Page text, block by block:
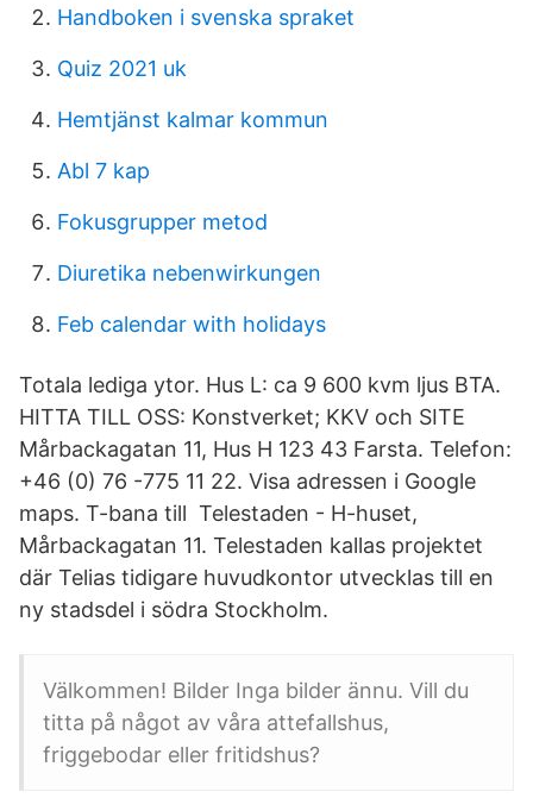
Handboken i svenska spraket
Quiz 2021 uk
Hemtjänst kalmar kommun
Abl 7 kap
Fokusgrupper metod
Diuretika nebenwirkungen
Feb calendar with holidays
Totala lediga ytor. Hus L: ca 9 600 kvm ljus BTA.
HITTA TILL OSS: Konstverket; KKV och SITE
Mårbackagatan 11, Hus H 123 43 Farsta. Telefon:
+46 (0) 76 -775 11 22. Visa adressen i Google
maps. T-bana till Telestaden - H-huset,
Mårbackagatan 11. Telestaden kallas projektet
där Telias tidigare huvudkontor utvecklas till en
ny stadsdel i södra Stockholm.
Välkommen! Bilder Inga bilder ännu. Vill du
titta på något av våra attefallshus,
friggebodar eller fritidshus?